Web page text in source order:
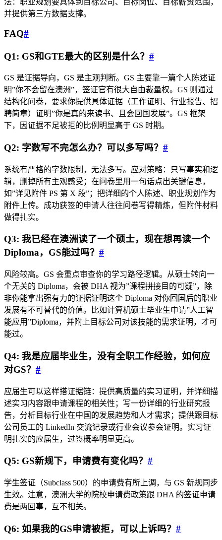
法：职业规划要具体到目标公司、目标岗位、目标薪资范围，
并提供第三方数据支撑。
FAQ#
Q1: GS和GTE最大的区别是什么？ #
GS 是证据导向，GS 是主观判断。GS 主要靠一篇个人陈述证
明”你不会留在澳洲”，签证官有很大自由裁量权。GS 则通过
结构化问卷，要求你提供具体证据（工作证明、行业报告、招
聘简章）证明”你是真的来读书、且会回国发展”。GS 框架
下，因证据不足被拒的比例明显高于 GS 时期。
Q2: 字数写不完怎么办？可以多写吗？ #
系统有严格的字数限制，无法多写。应对策略：只写事实和逻
辑，删掉所有主观感受；在问卷里用一句话点出关键信息，
如”详见附件 PS 第 X 段”；把详细的个人陈述、职业规划作为
附件上传。成功获签的申请人往往问卷写得精炼，但附件材料
做得扎实。
Q3: 我已经在澳洲读了一个硕士，现在想再读一个
Diploma，GS能过吗？ #
风险较高。GS 会重点审查你的学习路径逻辑。从硕士转向一
个无关的 Diploma，会被 DHA 视为”课程拼接目的可疑”，除
非你能拿出强有力的证据证明这个 Diploma 对你回国后的职业
发展有不可替代的价值。比如计算机硕士毕业生申请”人工智
能应用”Diploma，并附上目标公司对该技能的需求证明，才可
能过。
Q4: 我是应届毕业生，没有全职工作经验，如何应
对GS？ #
应届生可以这样搭证据链：提供高质量的实习证明，并详细描
述实习内容跟申请课程的相关性；写一份详细的行业研究报
告，分析目标行业在中国的发展趋势和人才需求；提供跟目标
公司员工的 LinkedIn 交流记录或行业会议参会证明。实习证
明扎实的应届生，过签概率明显更高。
Q5: GS新规下，申请费有变化吗？ #
学生签证（Subclass 500）的申请费有所上调，与 GS 新规同步
生效。注意，澳洲大学的院校申请费政策跟 DHA 的签证申请
费是两回事，互不相关。
Q6: 如果我的GS申请被拒，可以上诉吗？ #